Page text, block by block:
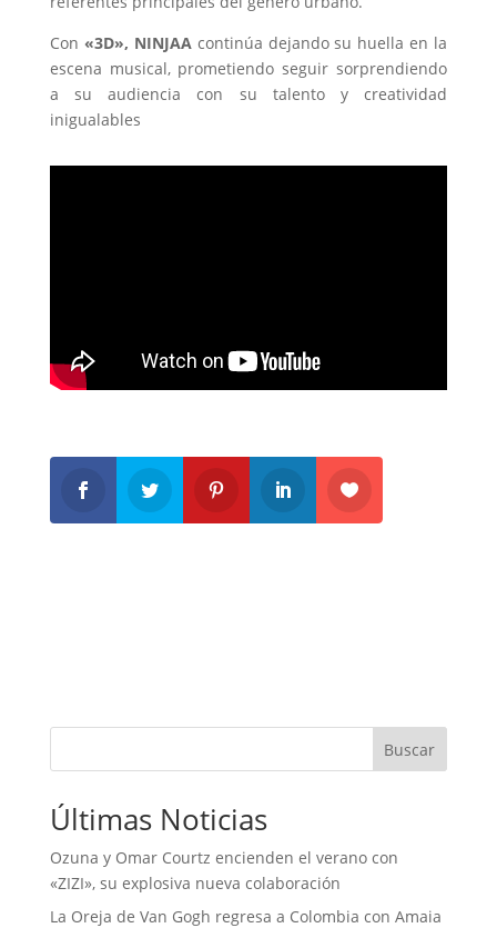
Con «3D», NINJAAcontinúa dejando su huella en la
escena musical, prometiendo seguir sorprendiendo
a su audiencia con su talento y creatividad
inigualables
Buscar
Últimas Noticias
Ozuna y Omar Courtz encienden el verano con
«ZIZI», su explosiva nueva colaboración
La Oreja de Van Gogh regresa a Colombia con Amaia